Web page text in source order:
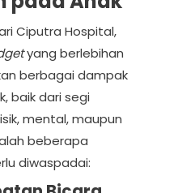
Ciputra Hospital,
yang berlebihan
berbagai dampak
baik dari segi
mental, maupun
beberapa
diwaspadai: